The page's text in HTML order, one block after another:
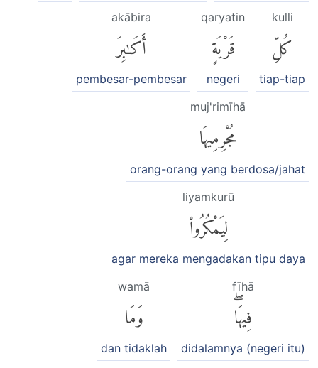
kulli
كُلِّ
tiap-tiap
qaryatin
قَرْيَةٍ
negeri
akābira
أَكَٰبِرَ
pembesar-pembesar
muj'rimīhā
مُجْرِمِيهَا
orang-orang yang berdosa/jahat
liyamkurū
لِيَمْكُرُوا۟
agar mereka mengadakan tipu daya
fīhā
فِيهَاۖ
didalamnya (negeri itu)
wamā
وَمَا
dan tidaklah